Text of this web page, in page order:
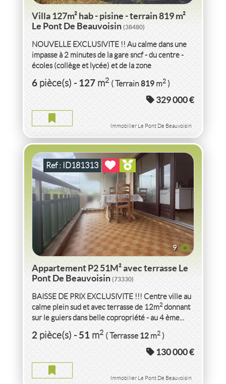
Villa 127m² hab - pisine - terrain 819 m²
Le Pont De Beauvoisin(38480)
NOUVELLE EXCLUSIVITE !! Au calme dans une
impasse à 2 minutes de la gare sncf - du centre -
écoles (collège et lycée) et de la zone
commerciale de La Baronnie...
6pièce(s)-127m2 ( Terrain819m2)
329 000 €
Immobilier Le Pont De Beauvoisin
9
Ref : ID181313
VENTE APPARTEMENT P2 51M² AVEC TERRASSE
SAVOIE
APPARTEMENT P2 51M² AVEC TERRASSE SAVOIE
2pièce(s)-51m2 ( Terrasse12m2)
Appartement P2 51M² avec terrasse Le
Pont De Beauvoisin(73330)
BAISSE DE PRIX EXCLUSIVITE !!! Centre ville au
calme plein sud et avec terrasse de 12m2donnant
sur le guiers dans belle copropriété - au 4 ème...
2pièce(s)-51m2 ( Terrasse12m2)
130 000 €
Immobilier Le Pont De Beauvoisin
VENTE MAISON DE VILLAGE DE 95M² HAB
SAVOIE
MAISON DE VILLAGE DE 95M² HAB SAVOIE
4pièce(s)-95m2 ( Terrain923m2)